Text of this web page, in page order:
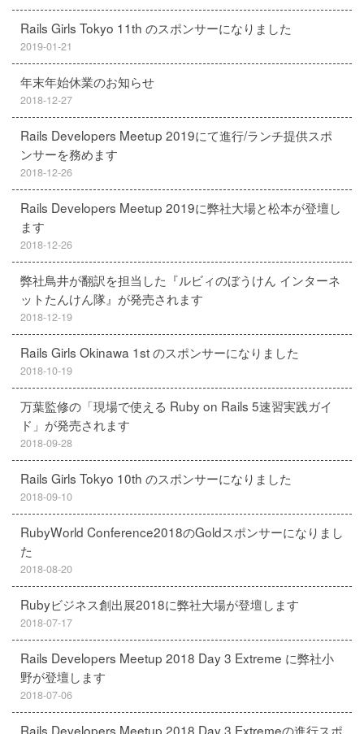
Rails Girls Tokyo 11th のスポンサーになりました
2019-01-21
年末年始休業のお知らせ
2018-12-27
Rails Developers Meetup 2019にて進行/ランチ提供スポ
ンサーを務めます
2018-12-26
Rails Developers Meetup 2019に弊社大場と松本が登壇し
ます
2018-12-26
弊社鳥井が翻訳を担当した『ルビィのぼうけん インターネ
ットたんけん隊』が発売されます
2018-12-19
Rails Girls Okinawa 1st のスポンサーになりました
2018-10-19
万葉監修の「現場で使える Ruby on Rails 5速習実践ガイ
ド」が発売されます
2018-09-28
Rails Girls Tokyo 10th のスポンサーになりました
2018-09-10
RubyWorld Conference2018のGoldスポンサーになりまし
た
2018-08-20
Rubyビジネス創出展2018に弊社大場が登壇します
2018-07-17
Rails Developers Meetup 2018 Day 3 Extreme に弊社小
野が登壇します
2018-07-06
Rails Developers Meetup 2018 Day 3 Extremeの進行スポ